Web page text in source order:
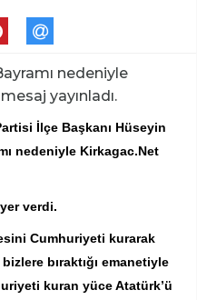
nedeniyle
yayınladı.
İlçe Başkanı Hüseyin
nedeniyle Kirkagac.Net
verdi.
Cumhuriyeti kurarak
bıraktığı emanetiyle
kuran yüce Atatürk’ü